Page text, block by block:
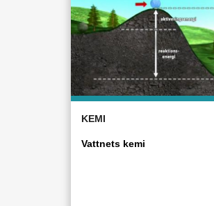
KEMI
Vattnets kemi